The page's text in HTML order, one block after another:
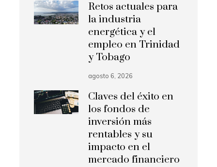
Retos actuales para
la industria
energética y el
empleo en Trinidad
y Tobago
agosto 6, 2026
Claves del éxito en
los fondos de
inversión más
rentables y su
impacto en el
mercado financiero